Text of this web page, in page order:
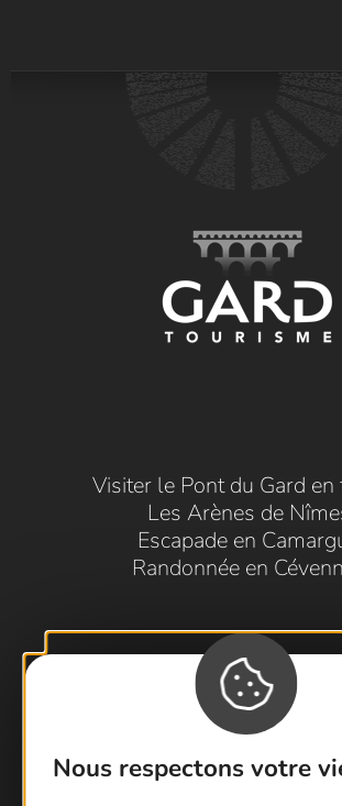
Nous respectons votre
Visiter le Pont du Gard
Les Arènes de
Escapade en
Randonnée en